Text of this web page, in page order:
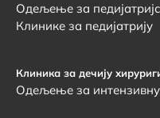
Одељење за
Клинике за педијатрију
Клиника за дечију
Одељење за